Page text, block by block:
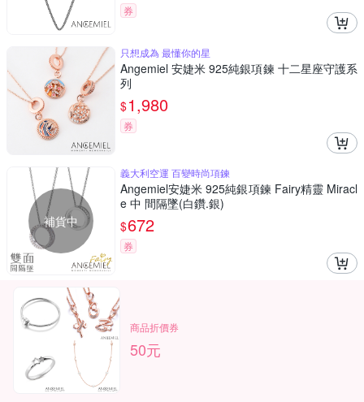
券
只想成為 最懂你的星
Angemiel 安婕米 925純銀項鍊 十二星座守護系
列
$1,980
券
補貨中
義大利空運 百變時尚項鍊
Angemiel安婕米 925純銀項鍊 Fairy精靈 Miracl
e 中 間隔墜(白鑽.銀)
$672
券
商品折價券
50元